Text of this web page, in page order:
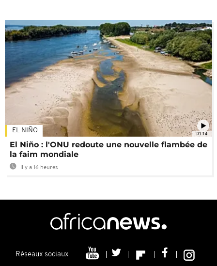
01:14
EL NIÑO
El Niño : l'ONU redoute une nouvelle flambée de
la faim mondiale
Il y a 16 heures
Réseaux sociaux